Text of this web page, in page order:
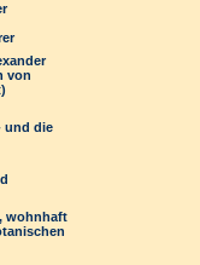
von
und die
wohnhaft